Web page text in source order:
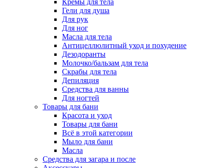
Кремы для тела
Гели для душа
Для рук
Для ног
Масла для тела
Антицеллюлитный уход и похудение
Дезодоранты
Молочко/бальзам для тела
Скрабы для тела
Депиляция
Средства для ванны
Для ногтей
Товары для бани
Красота и уход
Товары для бани
Всё в этой категории
Мыло для бани
Масла
Средства для загара и после